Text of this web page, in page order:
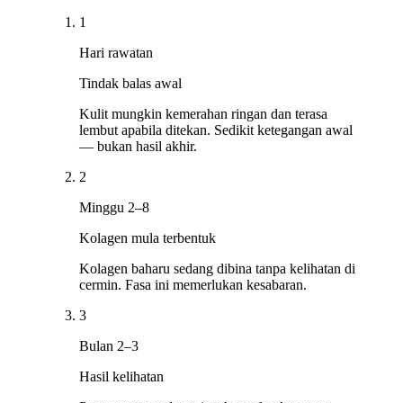
1
Hari rawatan
Tindak balas awal
Kulit mungkin kemerahan ringan dan terasa
lembut apabila ditekan. Sedikit ketegangan awal
— bukan hasil akhir.
2
Minggu 2–8
Kolagen mula terbentuk
Kolagen baharu sedang dibina tanpa kelihatan di
cermin. Fasa ini memerlukan kesabaran.
3
Bulan 2–3
Hasil kelihatan